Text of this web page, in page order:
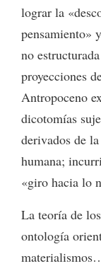
lograr la
pensamiento»
no
proyecciones
Antropoceno
dicotomías
derivados de
humana;
«giro hacia lo
La teoría de
ontología